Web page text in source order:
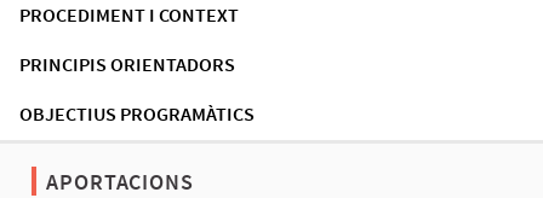
PROCEDIMENT I CONTEXT
PRINCIPIS ORIENTADORS
OBJECTIUS PROGRAMÀTICS
APORTACIONS